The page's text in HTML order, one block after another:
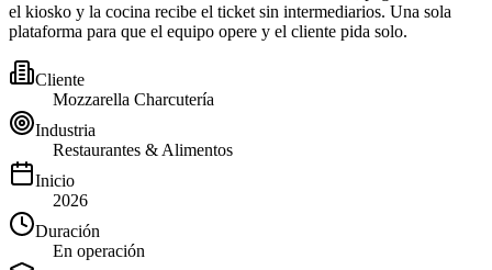
el kiosko y la cocina recibe el ticket sin intermediarios. Una sola
plataforma para que el equipo opere y el cliente pida solo.
Cliente
Mozzarella Charcutería
Industria
Restaurantes & Alimentos
Inicio
2026
Duración
En operación